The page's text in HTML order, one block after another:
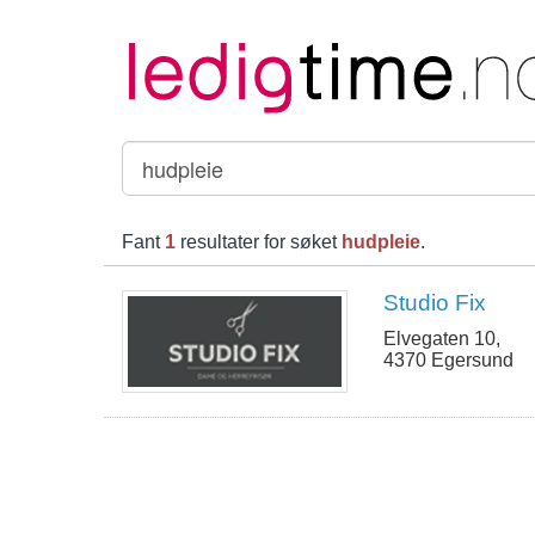
Fant 1 resultater for søket hudpleie.
Studio Fix
Elvegaten 10,
4370 Egersund